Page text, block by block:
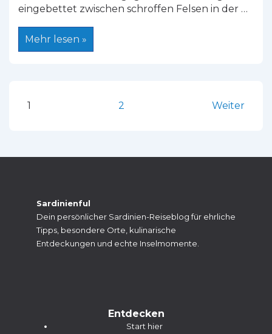
eingebettet zwischen schroffen Felsen in der …
Jerzu:
Sardiniens
Mehr lesen »
Seitennummerierung
1 2 Weiter
Sardinienful
Dein persönlicher Sardinien-Reiseblog für ehrliche
Tipps, besondere Orte, kulinarische
Entdeckungen und echte Inselmomente.
Entdecken
Start hier